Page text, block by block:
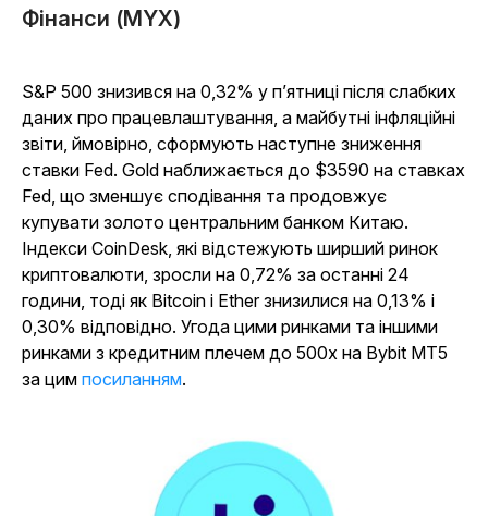
Фінанси (MYX)
S&P 500 знизився на 0,32% у п’ятниці після слабких
даних про працевлаштування, а майбутні інфляційні
звіти, ймовірно, сформують наступне зниження
ставки Fed. Gold наближається до $3590 на ставках
Fed, що зменшує сподівання та продовжує
купувати золото центральним банком Китаю.
Індекси CoinDesk, які відстежують ширший ринок
криптовалюти, зросли на 0,72% за останні 24
години, тоді як Bitcoin і Ether знизилися на 0,13% і
0,30% відповідно. Угода цими ринками та іншими
ринками з кредитним плечем до 500x на Bybit MT5
за цим посиланням.